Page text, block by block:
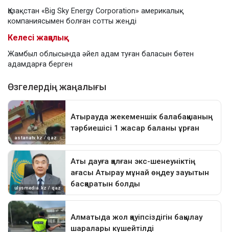
Қазақстан «Big Sky Energy Corporation» америкалық
компаниясымен болған сотты жеңді
Келесі жаңалық
Жамбыл облысында әйел адам туған баласын бөтен
адамдарға берген